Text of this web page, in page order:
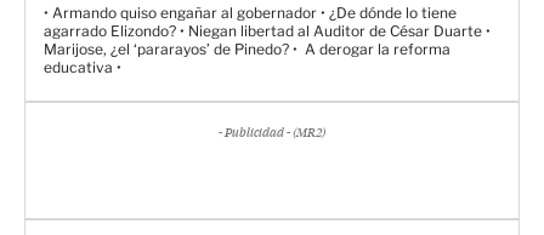
• Armando quiso engañar al gobernador • ¿De dónde lo tiene
agarrado Elizondo? • Niegan libertad al Auditor de César Duarte •
Marijose, ¿el ‘pararayos’ de Pinedo? • A derogar la reforma
educativa •
- Publicidad - (MR2)